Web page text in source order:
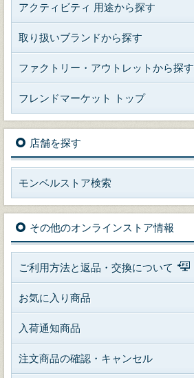
アクティビティ 用途から探す
取り扱いブランドから探す
ファクトリー・アウトレットから探す
フレンドマーケット トップ
店舗を探す
モンベルストア検索
その他のオンラインストア情報
ご利用方法と返品・交換について
お気に入り商品
入荷通知商品
注文商品の確認・キャンセル